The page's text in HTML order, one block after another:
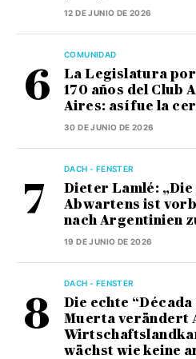
12 DE JUNIO DE 2026
COMUNIDAD
La Legislatura
170 años del Club
Aires: así fue la
30 DE JUNIO DE 2026
DACH - FENSTER
Dieter Lamlé: „Die
Abwartens ist
nach Argentinien
19 DE JUNIO DE 2026
DACH - FENSTER
Die echte “Década
Muerta verändert
wächst wie keine